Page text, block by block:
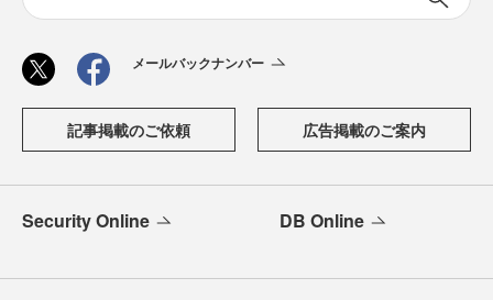
メールバックナンバー
記事掲載のご依頼 広告掲載のご案内
Security Online DB Online